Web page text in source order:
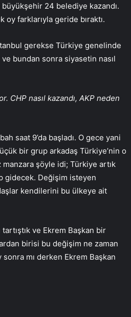
24 belediye kazandı.
oy farklarıyla geride bıraktı.
gerekse Türkiye genelinde
bundan sonra siyasetin nasıl
CHP nasıl kazandı, AKP neden
saat 9’da başladı. O gece yani
bir grup arkadaş Türkiye’nin o
şöyle idi; Türkiye artık
gidecek. Değişim isteyen
kendilerini bu ülkeye ait
ve Ekrem Başkan bir
birisi bu değişim ne zaman
mı derken Ekrem Başkan